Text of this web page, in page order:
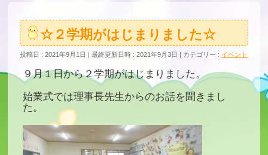
☆２学期がはじまりました☆
投稿日 : 2021年9月1日 最終更新日時 : 2021年9月3日 カテゴリー : イベント
９月１日から２学期がはじまりました。
始業式では理事長先生からのお話を聞きまし
た。